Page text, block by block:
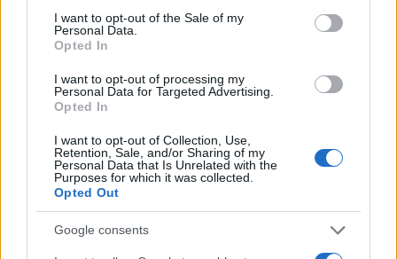
consent section.
I want to opt-out of the Sale of my
Personal Data.
Opted In
I want to opt-out of processing my
Personal Data for Targeted Advertising.
Opted In
I want to opt-out of Collection, Use,
Retention, Sale, and/or Sharing of my
Personal Data that Is Unrelated with the
Purposes for which it was collected.
Opted Out
Google consents
Εμβολιασμοί παιδιών: «Πράσινο
25/11/2021 - 14:51
Εμβολιασμοί παιδιών: Έκτακτη
συνεδρίαση για έγκριση του